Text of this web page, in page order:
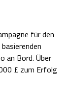
für den
an Bord. Über
£ zum Erfolg